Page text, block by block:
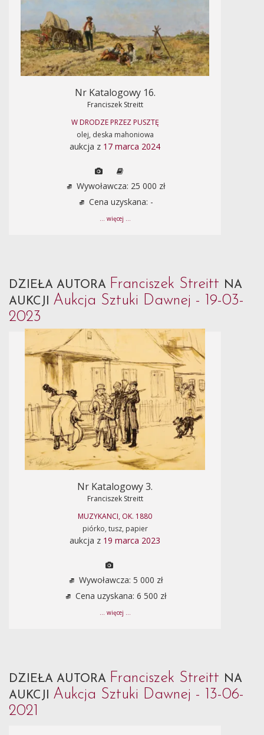
Nr Katalogowy 16.
Franciszek Streitt
W DRODZE PRZEZ PUSZTĘ
olej, deska mahoniowa
aukcja z 17 marca 2024
Wywoławcza: 25 000 zł
Cena uzyskana: -
... więcej ...
DZIEŁA AUTORA Franciszek Streitt NA
AUKCJI Aukcja Sztuki Dawnej - 19-03-
2023
Nr Katalogowy 3.
Franciszek Streitt
MUZYKANCI, OK. 1880
piórko, tusz, papier
aukcja z 19 marca 2023
Wywoławcza: 5 000 zł
Cena uzyskana: 6 500 zł
... więcej ...
DZIEŁA AUTORA Franciszek Streitt NA
AUKCJI Aukcja Sztuki Dawnej - 13-06-
2021